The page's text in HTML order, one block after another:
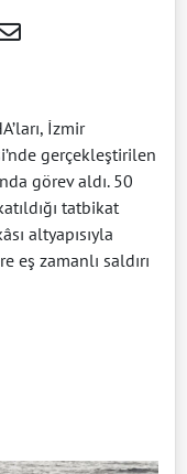
İzmir
gerçekleştirilen
görev aldı. 50
tatbikat
altyapısıyla
zamanlı saldırı